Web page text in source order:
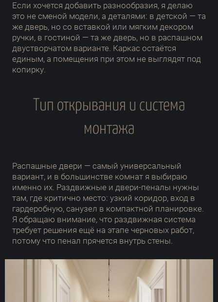
Если хочется добавить разнообразия, я делаю
это не сменой модели, а деталями: в детской — та
же дверь, но со вставкой или мягким декором
ручки, в гостиной — та же дверь, но в распашном
двустворчатом варианте. Каркас остаётся
единым, а помещения при этом не выглядят под
копирку.
Тип открывания и система
монтажа
Распашные двери — самый универсальный
вариант, и в большинстве комнат я выбираю
именно их. Раздвижные и двери-пеналы нужны
там, где критично место: узкий коридор, вход в
гардеробную, санузел в компактной планировке.
Я обращаю внимание, что раздвижная система
требует решения ещё на этапе черновых работ,
потому что пенал прячется внутрь стены.